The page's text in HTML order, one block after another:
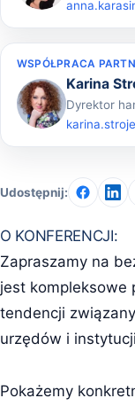
Udostępnij:
O KONFERENCJI:
Zapraszamy na
jest kompleksowe
tendencji
urzędów i
Pokażemy
WSPÓŁPRACA
Karina
Dyrektor